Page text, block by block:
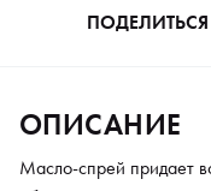
применения средства
Масло-спрей
ПОДЕЛИТЬСЯ
ОПИСАНИЕ
Масло-спрей придает